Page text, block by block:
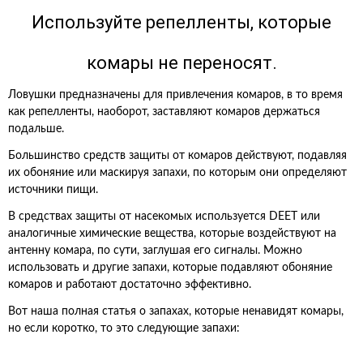
Используйте репелленты, которые
комары не переносят.
Ловушки предназначены для привлечения комаров, в то время
как репелленты, наоборот, заставляют комаров держаться
подальше.
Большинство средств защиты от комаров действуют, подавляя
их обоняние или маскируя запахи, по которым они определяют
источники пищи.
В средствах защиты от насекомых используется DEET или
аналогичные химические вещества, которые воздействуют на
антенну комара, по сути, заглушая его сигналы. Можно
использовать и другие запахи, которые подавляют обоняние
комаров и работают достаточно эффективно.
Вот наша полная статья о запахах, которые ненавидят комары,
но если коротко, то это следующие запахи: